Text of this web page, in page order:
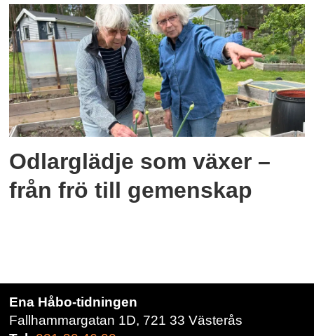
Odlarglädje som växer –
från frö till gemenskap
Ena Håbo-tidningen
Fallhammargatan 1D, 721 33 Västerås